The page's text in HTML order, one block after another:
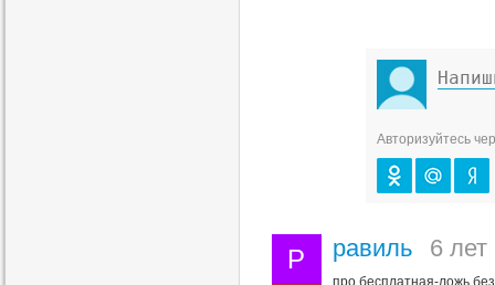
Авторизуйтесь
Р равиль 6 лет
про бесплатная-